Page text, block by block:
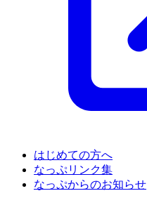
はじめての方へ
なっぷリンク集
なっぷからのお知らせ